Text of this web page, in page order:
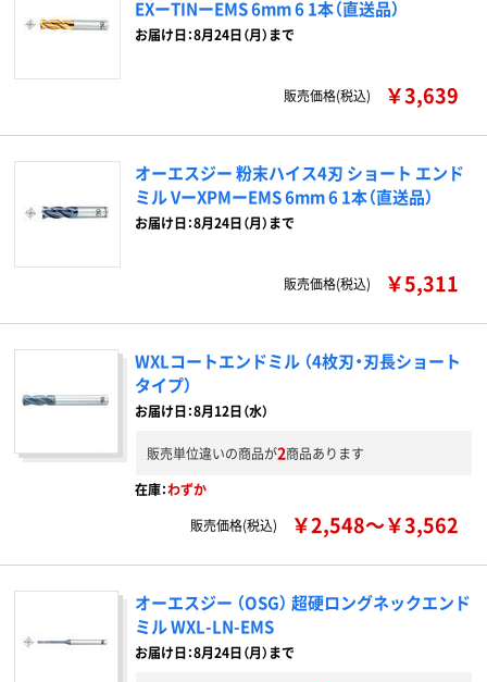
EXーTINーEMS 6mm 6 1本（直送品）
お届け日：8月24日（月）まで
販売価格(税込) ￥3,639
オーエスジー 粉末ハイス4刃 ショート エンド
ミル VーXPMーEMS 6mm 6 1本（直送品）
お届け日：8月24日（月）まで
販売価格(税込) ￥5,311
WXLコートエンドミル （4枚刃・刃長ショート
タイプ）
お届け日：8月12日（水）
販売単位違いの商品が2商品あります
在庫：わずか
販売価格(税込)
￥2,548～￥3,562
オーエスジー （OSG） 超硬ロングネックエンド
ミル WXL-LN-EMS
お届け日：8月24日（月）まで